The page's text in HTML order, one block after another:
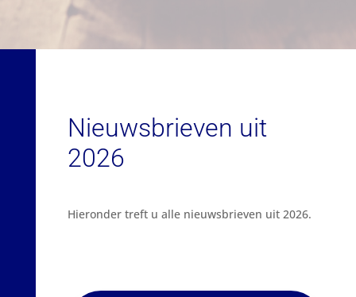
Nieuwsbrieven uit
2026
Hieronder treft u alle nieuwsbrieven uit 2026.